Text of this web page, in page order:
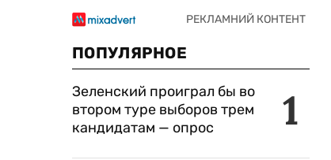
ПОПУЛЯРНОЕ
1
Зеленский проиграл бы во
втором туре выборов трем
кандидатам — опрос